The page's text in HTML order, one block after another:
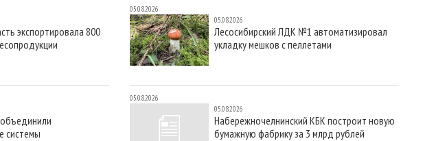
экспортировала 800
системы
05.08.2026
05.08.2026
Лесосибирский ЛДК №1 автоматизировал
укладку мешков с пеллетами
05.08.2026
05.08.2026
Набережночелнинский КБК построит новую
бумажную фабрику за 3 млрд рублей